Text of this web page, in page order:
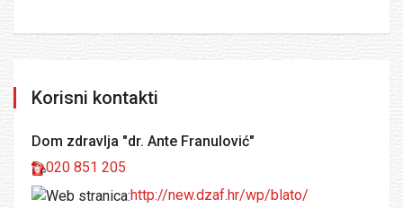
Korisni kontakti
Dom zdravlja "dr. Ante Franulović"
020 851 205
http://new.dzaf.hr/wp/blato/